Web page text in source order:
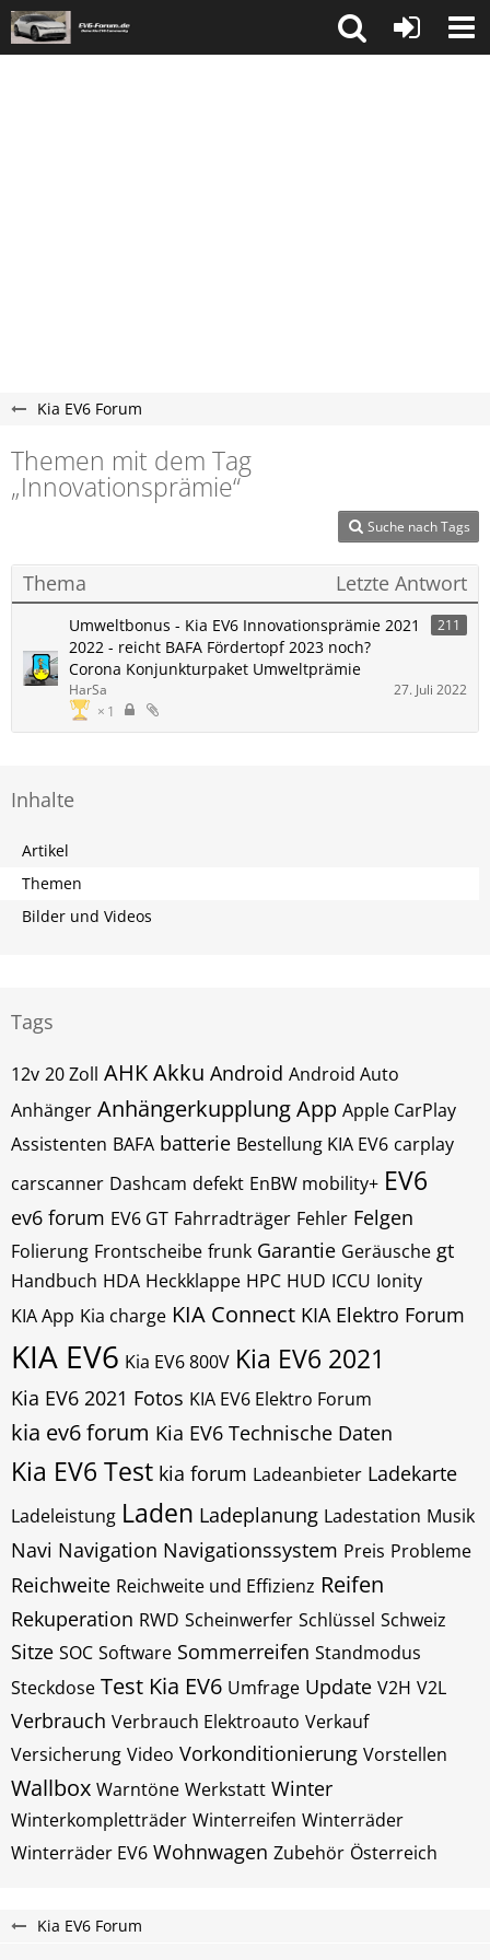
Kia EV6 Forum
Themen mit dem Tag
„Innovationsprämie“
Suche nach Tags
Thema Letzte Antwort
Umweltbonus - Kia EV6 Innovationsprämie 2021
2022 - reicht BAFA Fördertopf 2023 noch?
Corona Konjunkturpaket Umweltprämie
211
1
HarSa 27. Juli 2022
Inhalte
Artikel
Themen
Bilder und Videos
Tags
12v 20 Zoll AHKAkku Android Android Auto
Anhänger AnhängerkupplungApp Apple CarPlay
Assistenten BAFA batterie Bestellung KIA EV6 carplay
carscanner Dashcam defekt EnBW mobility+ EV6
ev6 forum EV6 GT Fahrradträger Fehler Felgen
Folierung Frontscheibe frunk Garantie Geräusche gt
Handbuch HDA Heckklappe HPC HUD ICCU Ionity
KIA App Kia charge KIA Connect KIA Elektro Forum
KIA EV6 Kia EV6 800V Kia EV6 2021
Kia EV6 2021 Fotos KIA EV6 Elektro Forum
kia ev6 forum Kia EV6 Technische Daten
Kia EV6 Test kia forum Ladeanbieter Ladekarte
Ladeleistung Laden Ladeplanung Ladestation Musik
Navi Navigation Navigationssystem Preis Probleme
Reichweite Reichweite und Effizienz Reifen
Rekuperation RWD Scheinwerfer Schlüssel Schweiz
Sitze SOC Software Sommerreifen Standmodus
Steckdose Test Kia EV6 Umfrage Update V2H V2L
Verbrauch Verbrauch Elektroauto Verkauf
Versicherung Video Vorkonditionierung Vorstellen
Wallbox Warntöne Werkstatt Winter
Winterkompletträder Winterreifen Winterräder
Winterräder EV6 Wohnwagen Zubehör Österreich
Kia EV6 Forum